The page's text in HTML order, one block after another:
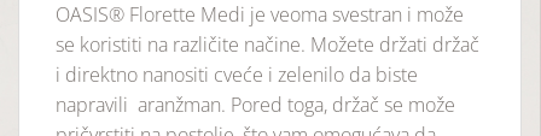
OASIS® Florette Medi je veoma svestran i može
se koristiti na različite načine. Možete držati držač
i direktno nanositi cveće i zelenilo da biste
napravili aranžman. Pored toga, držač se može